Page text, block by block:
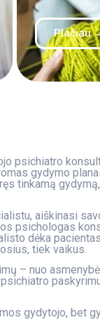
Plačiau
psichiatro
gydymo
tinkamą
aiškinasi
psichologas
dėka
tiek vaikus.
– nuo
gydytojo, bet